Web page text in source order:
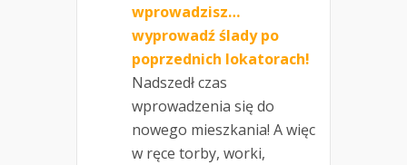
wprowadzisz…
wyprowadź ślady po
poprzednich lokatorach!
Nadszedł czas
wprowadzenia się do
nowego mieszkania! A więc
w ręce torby, worki,